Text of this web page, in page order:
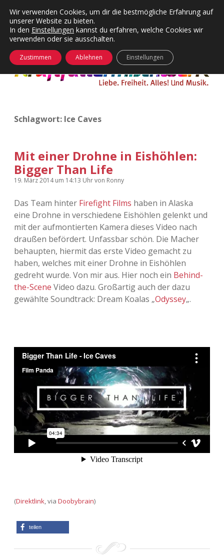
Kategorien
Menü
24 Hours Chilling
Die Wende
KFMW-Disco
Kopfkinomusik
Täglicher Sinnwahn
Visuelles
Wandnotizen
KFMW-Disco
Dates
Contact
Menü
öffnen
Adventskalender 2010
Adventskalender 2012
Adventskalender 2013
Adventskalender 2014
Adventskalender 2015
Adventskalender 2018
Adventskalender 2019
Adventskalender 2020
Adventskalender 2021
Adventskalender 2022
Adventskalender 2024
facebook
instagram
rss
öffnen
Schlagwort: Ice Caves
Mit einer Drohne in Eishöhlen:
Bigger Than Life
19. März 2014um 14:13 Uhrvon Ronny
Das Team hinter Firefight Films haben in Alaska
eine Drohne in verschiedene Eishöhlen gelenkt und
mit der aufmontierten Kamera dieses Video nach
draußen befördert. Unfassbar schön. Die Macher
behaupten, hiermit das erste Video gemacht zu
haben, welches mit einer Drohne in Eishöhlen
gedreht wurde. Von mir aus. Hier noch ein Behind-
the-Scene Video dazu. Großartig auch der dazu
gewählte Soundtrack: Dream Koalas „Odyssey„.
(Direktlink, via Doobybrain)
teilen
Wir verwenden Cookies, um dir die bestmögliche Erfahrung auf
unserer Website zu bieten.
In den Einstellungen kannst du erfahren, welche Cookies wir
verwenden oder sie ausschalten.
Zustimmen Ablehnen Einstellungen